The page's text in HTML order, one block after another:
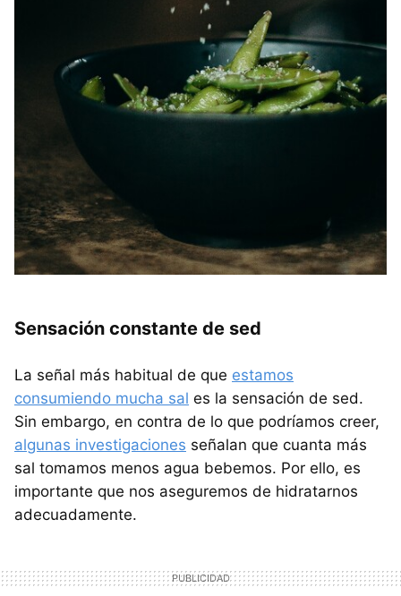
Sensación constante de sed
La señal más habitual de que estamos
consumiendo mucha sal es la sensación de sed.
Sin embargo, en contra de lo que podríamos creer,
algunas investigaciones señalan que cuanta más
sal tomamos menos agua bebemos. Por ello, es
importante que nos aseguremos de hidratarnos
adecuadamente.